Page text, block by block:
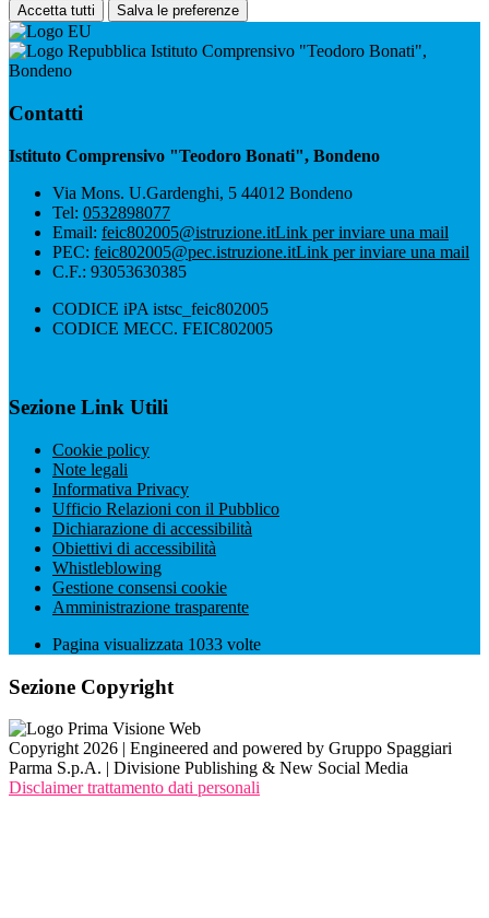
Accetta tutti Salva le preferenze
Istituto Comprensivo "Teodoro Bonati",
Bondeno
Contatti
Istituto Comprensivo "Teodoro Bonati", Bondeno
Via Mons. U.Gardenghi, 5 44012 Bondeno
Tel: 0532898077
Email: feic802005@istruzione.itLink per inviare una mail
PEC: feic802005@pec.istruzione.itLink per inviare una mail
C.F.: 93053630385
CODICE iPA istsc_feic802005
CODICE MECC. FEIC802005
Sezione Link Utili
Cookie policy
Note legali
Informativa Privacy
Ufficio Relazioni con il Pubblico
Dichiarazione di accessibilità
Obiettivi di accessibilità
Whistleblowing
Gestione consensi cookie
Amministrazione trasparente
Pagina visualizzata 1033 volte
Sezione Copyright
Copyright 2026 | Engineered and powered by Gruppo Spaggiari
Parma S.p.A. | Divisione Publishing & New Social Media
Disclaimer trattamento dati personali